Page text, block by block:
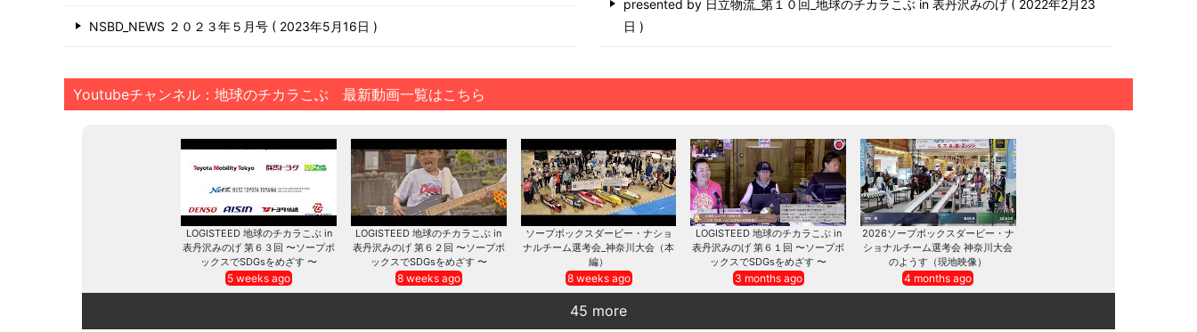
NSBD_NEWS ２０２３年５月号 2023年5月16日
presented by 日立物流_第１０回_地球のチカラこぶ in 表丹沢みのげ
2022年2月23
日
Youtubeチャンネル：地球のチカラこぶ 最新動画一覧はこちら
LOGISTEED 地球のチカラこぶ in
表丹沢みのげ 第６３回 〜ソープボ
ックスでSDGsをめざす 〜
5 weeks ago
LOGISTEED 地球のチカラこぶ in
表丹沢みのげ 第６２回 〜ソープボ
ックスでSDGsをめざす 〜
8 weeks ago
ソープボックスダービー・ナショ
ナルチーム選考会_神奈川大会（本
編）
8 weeks ago
LOGISTEED 地球のチカラこぶ in
表丹沢みのげ 第６１回 〜ソープボ
ックスでSDGsをめざす 〜
3 months ago
2026ソープボックスダービー・ナ
ショナルチーム選考会 神奈川大会
のようす（現地映像）
4 months ago
45 more